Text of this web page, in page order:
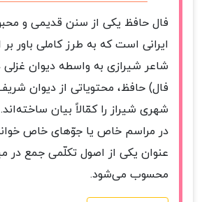
فال حافظ یکی از سنن قدیمی و
ایرانی است که به طرز کاملی باور
شاعر شیرازی به واسطه دیوان غزلی
فال) حافظ، محتویاتی از دیوان
شهری شیراز را کمّالاً بیان
در مراسم خاص یا جوّ‌های خاص
عنوان یکی از اصول تکلّمی جمع در
محسوب می‌شود.